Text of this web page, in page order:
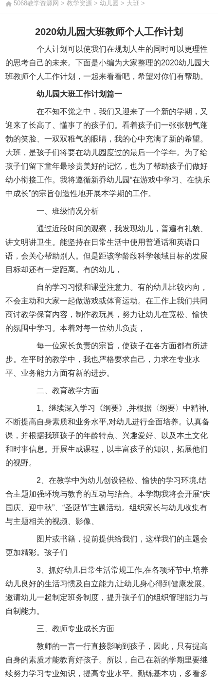
5068教学资源网 > 教学资源> 幼儿园 > 大班>
2020幼儿园大班教师个人工作计划
个人计划可以使我们在规划人生的同时可以更理性
的思考自己的未来。下面是小编为大家整理的2020幼儿园大
班教师个人工作计划，一起来看看吧，希望对你们有帮助。
幼儿园大班工作计划篇一
在不知不觉之中，我们又迎来了一个新的学期，又
迎来了长高了、懂事了的孩子们。看着孩子们一张张朝气蓬
勃的笑脸、一双双稚气的眼睛，我的心中充满了新的希望。
大班，是孩子们将要在幼儿园度过的最后一个学年。为了给
孩子们留下童年最珍贵美好的记忆，也为了帮助孩子们做好
幼小衔接工作。我将遵循新乔幼儿园“在游戏中学习、在快乐
中成长”的宗旨创造性地开展本学期的工作。
一、班级情况分析
通过近段时间的观察，我发现幼儿，普遍有礼貌、
讲文明讲卫生。能坚持在日常生活中使用普通话和英语口
语，会关心帮助别人。但是距该学龄段科学领域目标的发展
目标却还有一定距离。有的幼儿，
自的学习习惯和课堂注意力。有的幼儿比较内向，
不会主动和大家一起做游戏或体育运动。在工作上我们共同
商讨教学保育内容，制作教玩具，努力让幼儿在宽松、愉快
的氛围中学习。本着对每一位幼儿负责，
每一位家长负责的宗旨，使孩子在各方面都有所进
步。在平时的教学中，我也严格要求自己，力求在专业水
平、业务能力方面有新的进步。
二、教育教学方面
1、继续深入学习《纲要》,并根据〈纲要〉中精神,
不断提高自身素质和业务水平,对幼儿进行全面培养。认真备
课，并根据我班孩子的年龄特点、兴趣爱好、以及本土文化
和时事信息。开展生成课程，以丰富孩子的知识，拓展他们
的视野。
2、在教学中为幼儿创设轻松、愉快的学习环境,结
合主题加强环境与教育的互动与结合。本学期我将会开展“庆
国庆、迎中秋”、“圣诞节”主题活动。组织家长与幼儿收集有
与主题相关的视频、影像、
图片或书籍，提前提供给我们，这样我们的主题会
更加精彩。孩子们
3、抓好幼儿日常生活常规工作,在各项环节中,培养
幼儿良好的生活习惯及自立能力,让幼儿身心得到健康发展。
邀请幼儿一起制定班务制度，提升孩子们的组织管理能力与
自制能力。
三、教师专业成长方面
教师的一言一行直接影响到孩子，因此，只有提高
自身的素质才能教育好孩子。所以，自己在新的学期里要继
续努力学习专业知识，提高专业水平。勤练基本功，多看多